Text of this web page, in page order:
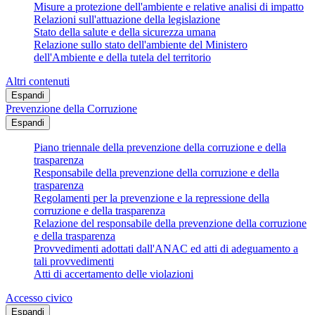
Misure a protezione dell'ambiente e relative analisi di impatto
Relazioni sull'attuazione della legislazione
Stato della salute e della sicurezza umana
Relazione sullo stato dell'ambiente del Ministero
dell'Ambiente e della tutela del territorio
Altri contenuti
Espandi
Prevenzione della Corruzione
Espandi
Piano triennale della prevenzione della corruzione e della
trasparenza
Responsabile della prevenzione della corruzione e della
trasparenza
Regolamenti per la prevenzione e la repressione della
corruzione e della trasparenza
Relazione del responsabile della prevenzione della corruzione
e della trasparenza
Provvedimenti adottati dall'ANAC ed atti di adeguamento a
tali provvedimenti
Atti di accertamento delle violazioni
Accesso civico
Espandi